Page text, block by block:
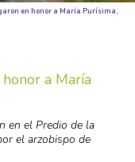
en honor a María Purísima,
a María
en el Predio de la
el arzobispo de